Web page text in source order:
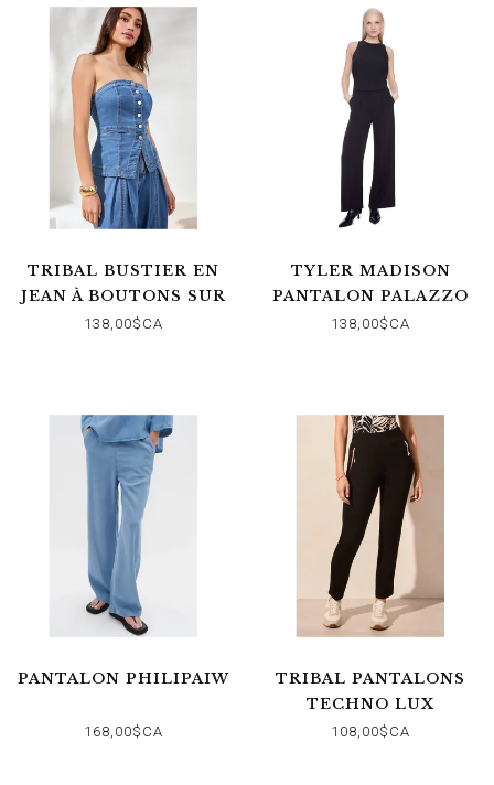
TRIBAL BUSTIER EN
JEAN À BOUTONS SUR
LE DEVANT
138,00$CA
TYLER MADISON
PANTALON PALAZZO
NOIR
138,00$CA
PANTALON PHILIPAIW
168,00$CA
TRIBAL PANTALONS
TECHNO LUX
108,00$CA